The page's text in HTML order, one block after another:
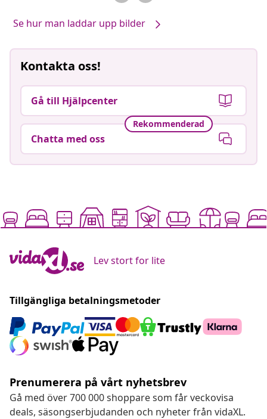
Se hur man laddar upp bilder
Kontakta oss!
Gå till Hjälpcenter
Rekommenderad
Chatta med oss
Lev stort for lite
Tillgängliga betalningsmetoder
Prenumerera på vårt nyhetsbrev
Gå med över 700 000 shoppare som får veckovisa
deals, säsongserbjudanden och nyheter från vidaXL.